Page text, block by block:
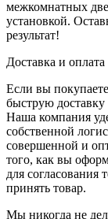
межкомнатных
установкой.
результат!
Доставка и оплата
Если вы
быструю
Наша компания
собственной
совершенной и
того, как вы
для согласования
принять товар.
Мы никогда не